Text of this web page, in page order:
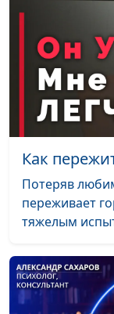
Путь к
Как наладить
отношения?
Путь к
Духовность и
Как
Потеряв
переживает
тяжелым